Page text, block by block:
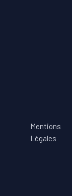
Mentions
Légales